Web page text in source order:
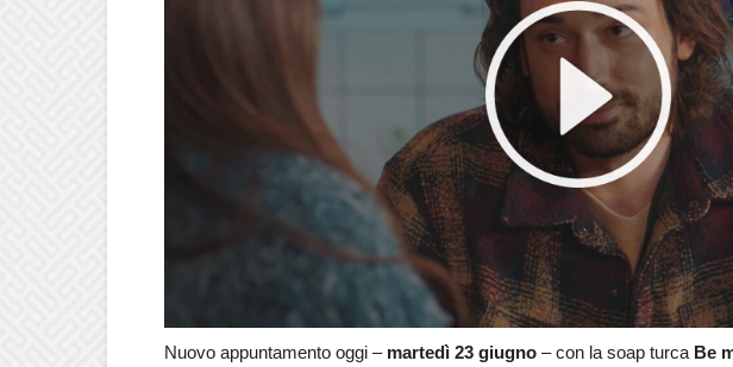
Nuovo appuntamento oggi – martedì 23 giugno – con la soap turca Be